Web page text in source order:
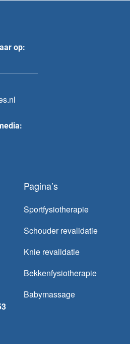
op:
Pagina’s
Sportfysiotherapie
Schouder revalidatie
Knie revalidatie
Bekkenfysiotherapie
Babymassage